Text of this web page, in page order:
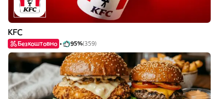
KFC
Безкоштовно 95%(359)